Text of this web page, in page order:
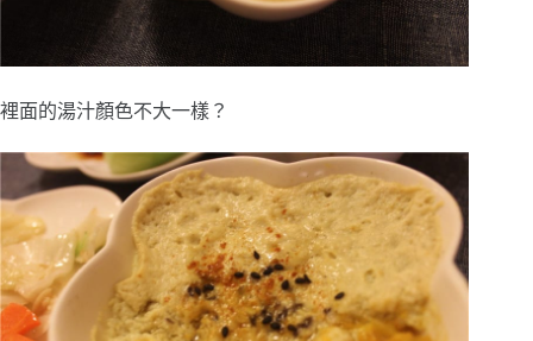
裡面的湯汁顏色不大一樣？